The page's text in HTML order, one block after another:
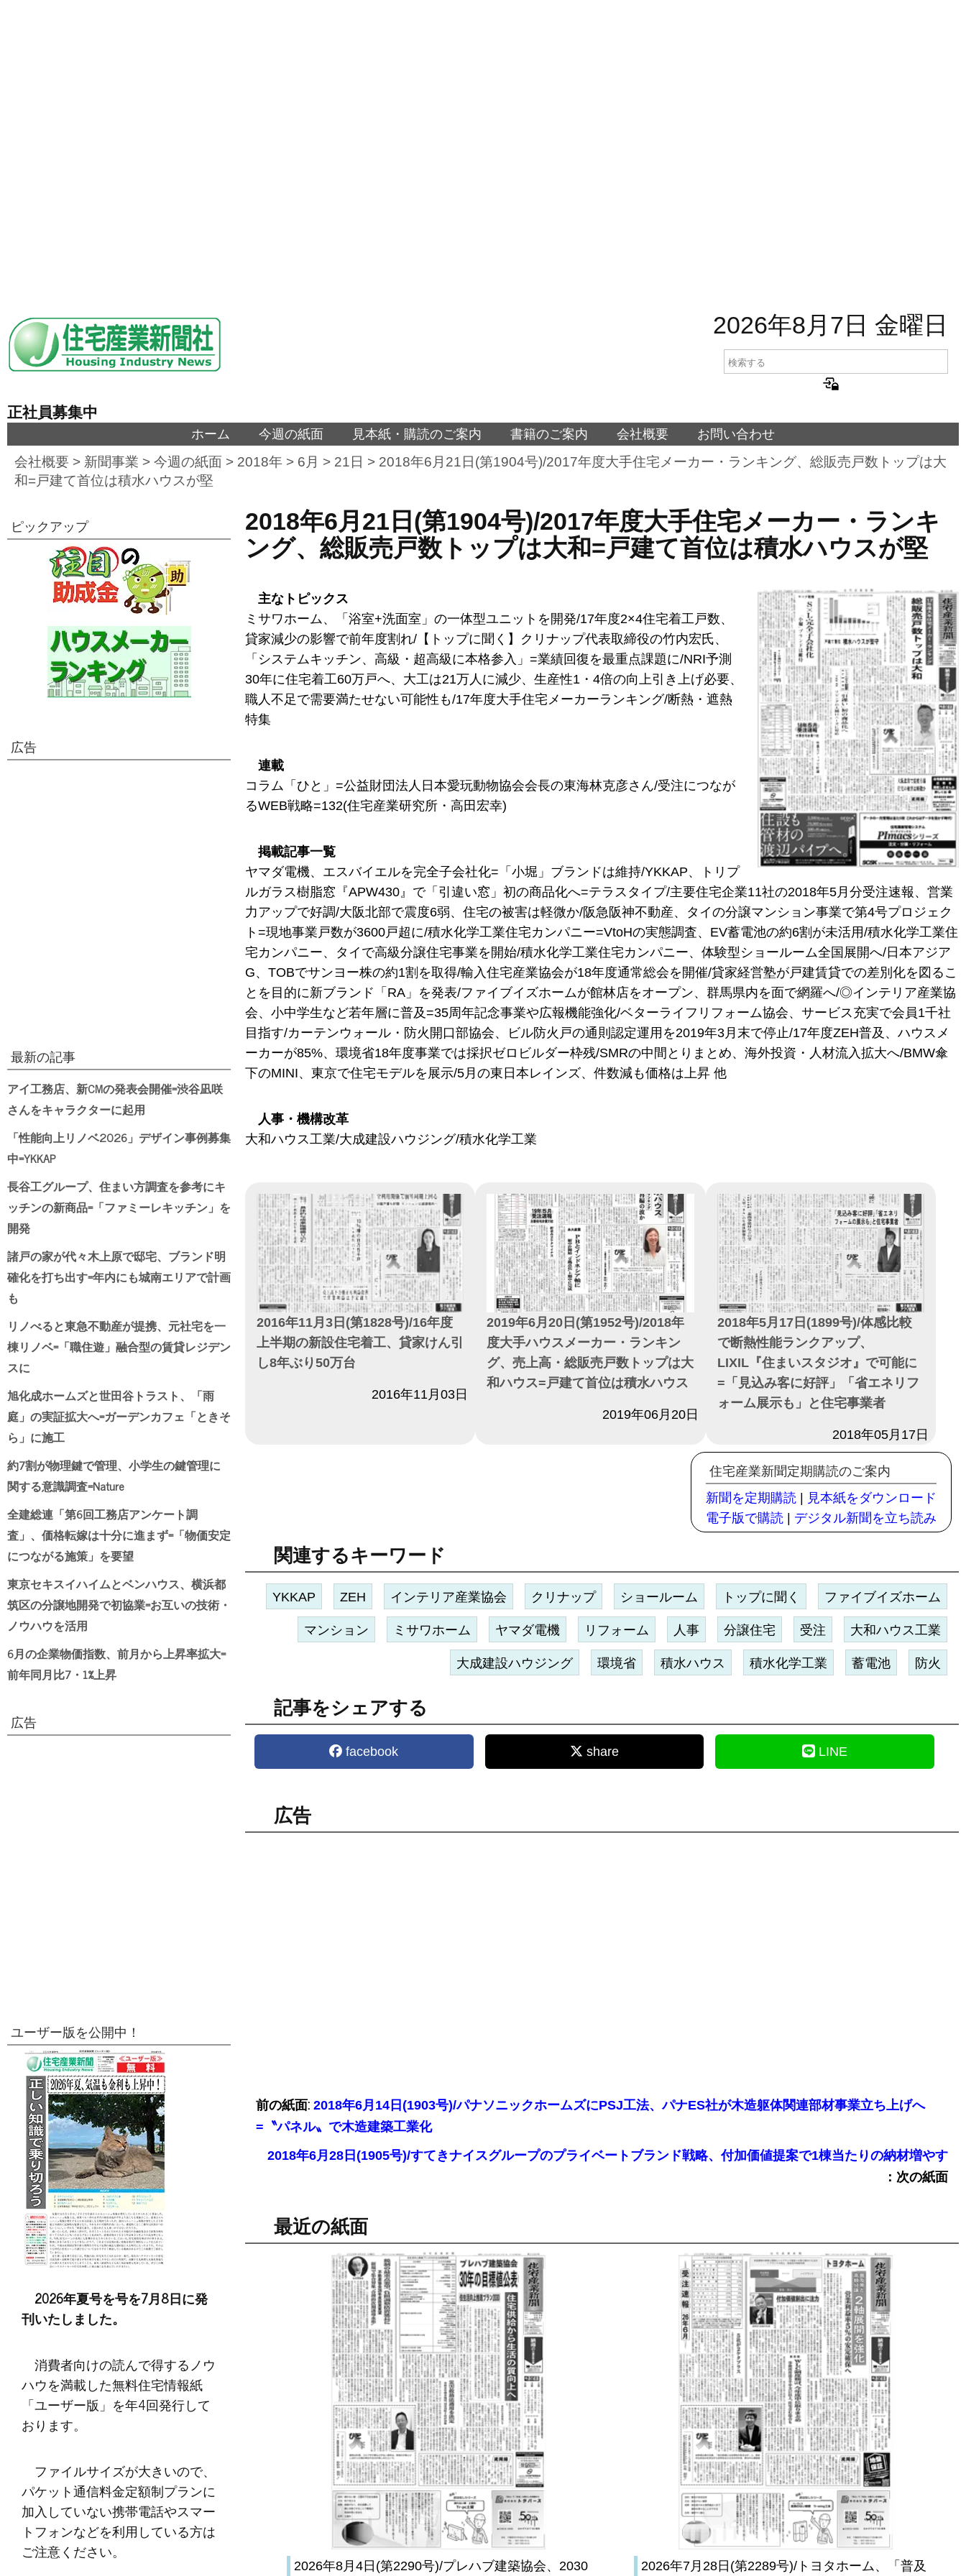
2026年8月7日 金曜日
正社員募集中
ホーム 今週の紙面 見本紙・購読のご案内 書籍のご案内 会社概要 お問い合わせ
会社概要 > 新聞事業 > 今週の紙面 > 2018年 > 6月 > 21日 > 2018年6月21日(第1904号)/2017年度大手住宅メーカー・ランキング、総販売戸数トップは大
和=戸建て首位は積水ハウスが堅
2018年6月21日(第1904号)/2017年度大手住宅メーカー・ランキ
ング、総販売戸数トップは大和=戸建て首位は積水ハウスが堅
主なトピックス
ミサワホーム、「浴室+洗面室」の一体型ユニットを開発/17年度2×4住宅着工戸数、
貸家減少の影響で前年度割れ/【トップに聞く】クリナップ代表取締役の竹内宏氏、
「システムキッチン、高級・超高級に本格参入」=業績回復を最重点課題に/NRI予測
30年に住宅着工60万戸へ、大工は21万人に減少、生産性1・4倍の向上引き上げ必要、
職人不足で需要満たせない可能性も/17年度大手住宅メーカーランキング/断熱・遮熱
特集
連載
コラム「ひと」=公益財団法人日本愛玩動物協会会長の東海林克彦さん/受注につなが
るWEB戦略=132(住宅産業研究所・高田宏幸)
掲載記事一覧
ヤマダ電機、エスバイエルを完全子会社化=「小堀」ブランドは維持/YKKAP、トリプ
ルガラス樹脂窓『APW430』で「引違い窓」初の商品化へ=テラスタイプ/主要住宅企業11社の2018年5月分受注速報、営業
力アップで好調/大阪北部で震度6弱、住宅の被害は軽微か/阪急阪神不動産、タイの分譲マンション事業で第4号プロジェク
ト=現地事業戸数が3600戸超に/積水化学工業住宅カンパニー=VtoHの実態調査、EV蓄電池の約6割が未活用/積水化学工業住
宅カンパニー、タイで高級分譲住宅事業を開始/積水化学工業住宅カンパニー、体験型ショールーム全国展開へ/日本アジア
G、TOBでサンヨー株の約1割を取得/輸入住宅産業協会が18年度通常総会を開催/貸家経営塾が戸建賃貸での差別化を図るこ
とを目的に新ブランド「RA」を発表/ファイブイズホームが館林店をオープン、群馬県内を面で網羅へ/◎インテリア産業協
会、小中学生など若年層に普及=35周年記念事業や広報機能強化/ベターライフリフォーム協会、サービス充実で会員1千社
目指す/カーテンウォール・防火開口部協会、ビル防火戸の通則認定運用を2019年3月末で停止/17年度ZEH普及、ハウスメ
ーカーが85%、環境省18年度事業では採択ゼロビルダー枠残/SMRの中間とりまとめ、海外投資・人材流入拡大へ/BMW傘
下のMINI、東京で住宅モデルを展示/5月の東日本レインズ、件数減も価格は上昇 他
人事・機構改革
大和ハウス工業/大成建設ハウジング/積水化学工業
2016年11月3日(第1828号)/16年度
上半期の新設住宅着工、貸家けん引
し8年ぶり50万台
2016年11月03日
2019年6月20日(第1952号)/2018年
度大手ハウスメーカー・ランキン
グ、売上高・総販売戸数トップは大
和ハウス=戸建て首位は積水ハウス
2019年06月20日
2018年5月17日(1899号)/体感比較
で断熱性能ランクアップ、
LIXIL『住まいスタジオ』で可能に
=「見込み客に好評」「省エネリフ
ォーム展示も」と住宅事業者
2018年05月17日
住宅産業新聞定期購読のご案内
新聞を定期購読 | 見本紙をダウンロード
電子版で購読 | デジタル新聞を立ち読み
関連するキーワード
YKKAP ZEH インテリア産業協会 クリナップ ショールーム トップに聞く ファイブイズホーム
マンション ミサワホーム ヤマダ電機 リフォーム 人事 分譲住宅 受注 大和ハウス工業
大成建設ハウジング 環境省 積水ハウス 積水化学工業 蓄電池 防火
記事をシェアする
facebook share LINE
広告
前の紙面: 2018年6月14日(1903号)/パナソニックホームズにPSJ工法、パナES社が木造躯体関連部材事業立ち上げへ
=〝パネル〟で木造建築工業化
2018年6月28日(1905号)/すてきナイスグループのプライベートブランド戦略、付加価値提案で1棟当たりの納材増やす
：次の紙面
最近の紙面
2026年8月4日(第2290号)/プレハブ建築協会、2030 2026年7月28日(第2289号)/トヨタホーム、「普及
ピックアップ
広告
最新の記事
アイ工務店、新CMの発表会開催=渋谷凪咲
さんをキャラクターに起用
「性能向上リノベ2026」デザイン事例募集
中=YKKAP
長谷工グループ、住まい方調査を参考にキ
ッチンの新商品=「ファミーレキッチン」を
開発
諸戸の家が代々木上原で邸宅、ブランド明
確化を打ち出す=年内にも城南エリアで計画
も
リノべると東急不動産が提携、元社宅を一
棟リノベ=「職住遊」融合型の賃貸レジデン
スに
旭化成ホームズと世田谷トラスト、「雨
庭」の実証拡大へ=ガーデンカフェ「ときそ
ら」に施工
約7割が物理鍵で管理、小学生の鍵管理に
関する意識調査=Nature
全建総連「第6回工務店アンケート調
査」、価格転嫁は十分に進まず=「物価安定
につながる施策」を要望
東京セキスイハイムとベンハウス、横浜都
筑区の分譲地開発で初協業=お互いの技術・
ノウハウを活用
6月の企業物価指数、前月から上昇率拡大=
前年同月比7・1%上昇
広告
ユーザー版を公開中！
2026年夏号を号を7月8日に発
刊いたしました。
消費者向けの読んで得するノウ
ハウを満載した無料住宅情報紙
「ユーザー版」を年4回発行して
おります。
ファイルサイズが大きいので、
パケット通信料金定額制プランに
加入していない携帯電話やスマー
トフォンなどを利用している方は
ご注意ください。